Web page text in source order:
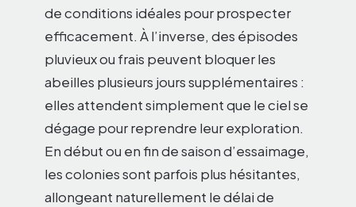
de conditions idéales pour prospecter
efficacement. À l’inverse, des épisodes
pluvieux ou frais peuvent bloquer les
abeilles plusieurs jours supplémentaires :
elles attendent simplement que le ciel se
dégage pour reprendre leur exploration.
En début ou en fin de saison d’essaimage,
les colonies sont parfois plus hésitantes,
allongeant naturellement le délai de